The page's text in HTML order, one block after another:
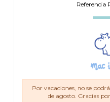
Referencia
Por vacaciones, no se
de agosto. Gracias